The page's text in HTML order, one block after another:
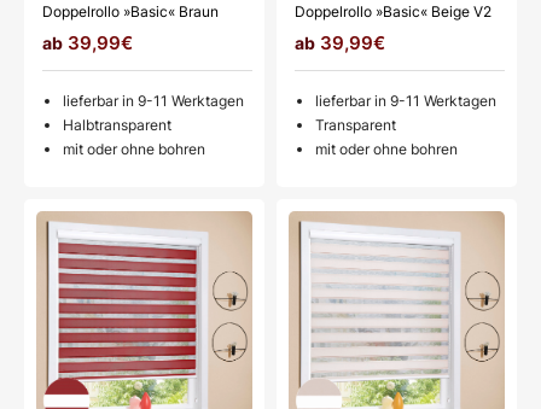
Doppelrollo »Basic« Braun
39,99€
lieferbar in 9-11 Werktagen
Halbtransparent
mit oder ohne bohren
Doppelrollo »Basic« Beige V2
39,99€
lieferbar in 9-11 Werktagen
Transparent
mit oder ohne bohren